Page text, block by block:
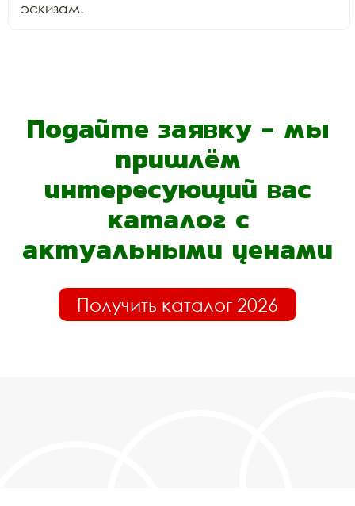
Подайте заявку - мы
пришлём
интересующий вас
каталог с
актуальными ценами
Получить каталог 2026